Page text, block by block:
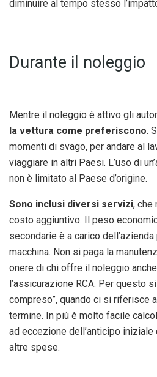
diminuire al tempo stesso
Durante il noleggio
Mentre il noleggio è attivo gli
la vettura come preferiscono.
momenti di svago, per andare al
viaggiare in altri Paesi. L’uso di
non è limitato al Paese d’origine.
Sono inclusi diversi servizi, che
costo aggiuntivo. Il peso
secondarie è a carico
macchina. Non si paga la
onere di chi offre il noleggio
l’assicurazione RCA. Per questo
compreso”, quando ci si riferisce
termine. In più è molto facile
ad eccezione dell’anticipo iniziale
altre spese.